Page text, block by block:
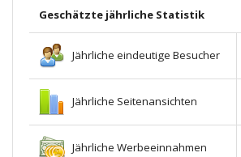
Geschätzte jährliche Statistik
Jährliche eindeutige Besucher
Jährliche Seitenansichten
Jährliche Werbeeinnahmen